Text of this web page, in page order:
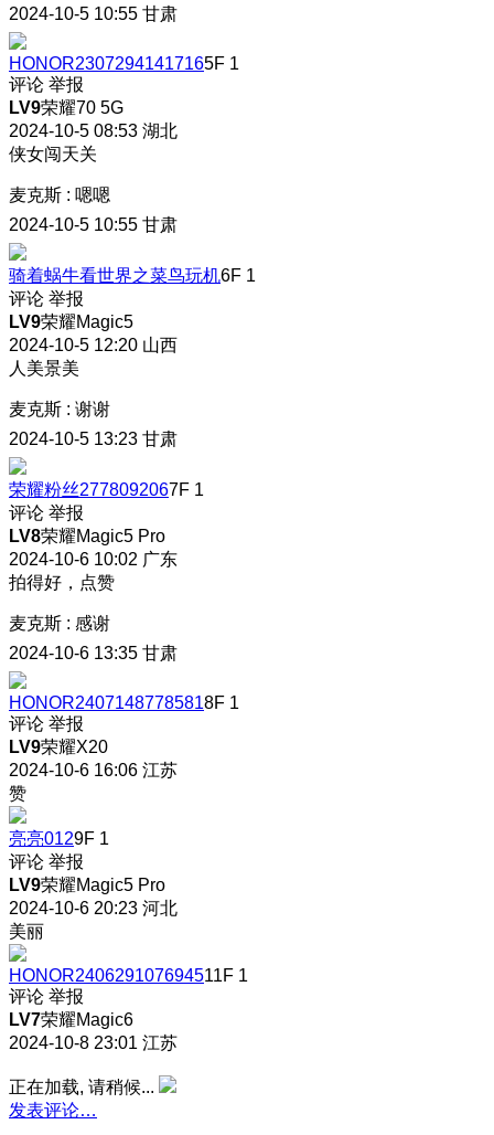
2024-10-5 10:55 甘肃
HONOR23072941417165F 1
评论 举报
LV9荣耀70 5G
2024-10-5 08:53 湖北
侠女闯天关
麦克斯 : 嗯嗯
2024-10-5 10:55 甘肃
骑着蜗牛看世界之菜鸟玩机6F 1
评论 举报
LV9荣耀Magic5
2024-10-5 12:20 山西
人美景美
麦克斯 : 谢谢
2024-10-5 13:23 甘肃
荣耀粉丝2778092067F 1
评论 举报
LV8荣耀Magic5 Pro
2024-10-6 10:02 广东
拍得好，点赞
麦克斯 : 感谢
2024-10-6 13:35 甘肃
HONOR24071487785818F 1
评论 举报
LV9荣耀X20
2024-10-6 16:06 江苏
赞
亮亮0129F 1
评论 举报
LV9荣耀Magic5 Pro
2024-10-6 20:23 河北
美丽
HONOR240629107694511F 1
评论 举报
LV7荣耀Magic6
2024-10-8 23:01 江苏
正在加载, 请稍候...
发表评论…